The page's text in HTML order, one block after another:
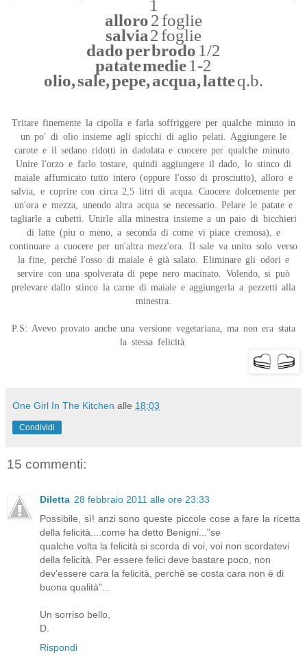
1
alloro2 foglie
salvia2 foglie
dado per brodo 1/2
patate medie1-2
olio, sale, pepe, acqua, latteq.b.
Tritare finemente la cipolla e farla soffriggere per qualche minuto in
un po' di olio insieme agli spicchi di aglio pelati. Aggiungere le
carote e il sedano ridotti in dadolata e cuocere per qualche minuto.
Unire l'orzo e farlo tostare, quindi aggiungere il dado, lo stinco di
maiale affumicato tutto intero (oppure l'osso di prosciutto), alloro e
salvia, e coprire con circa 2,5 litri di acqua. Cuocere dolcemente per
un'ora e mezza, unendo altra acqua se necessario. Pelare le patate e
tagliarle a cubetti. Unirle alla minestra insieme a un paio di bicchieri
di latte (piu o meno, a seconda di come vi piace cremosa), e
continuare a cuocere per un'altra mezz'ora. Il sale va unito solo verso
la fine, perché l'osso di maiale è già salato. Eliminare gli odori e
servire con una spolverata di pepe nero macinato. Volendo, si può
prelevare dallo stinco la carne di maiale e aggiungerla a pezzetti alla
minestra.
P.S: Avevo provato anche una versione vegetariana, ma non era stata
la stessa felicità.
One Girl In The Kitchen alle 18:03
Condividi
15 commenti:
Diletta 28 febbraio 2011 alle ore 23:33
Possibile, sì! anzi sono queste piccole cose a fare la ricetta
della felicità....come ha detto Benigni..."se
qualche volta la felicità si scorda di voi, voi non scordatevi
della felicità. Per essere felici deve bastare poco, non
dev’essere cara la felicità, perchè se costa cara non è di
buona qualità"...
Un sorriso bello,
D.
Rispondi